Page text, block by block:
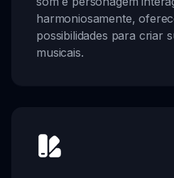
harmoniosamente,
possibilidades para criar
musicais.